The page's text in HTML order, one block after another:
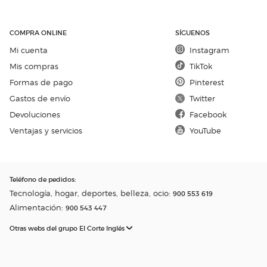
COMPRA ONLINE
Mi cuenta
Mis compras
Formas de pago
Gastos de envío
Devoluciones
Ventajas y servicios
SÍGUENOS
Instagram
TikTok
Pinterest
Twitter
Facebook
YouTube
Teléfono de pedidos:
Tecnología, hogar, deportes, belleza, ocio: 900 553 619
Alimentación: 900 543 447
Otras webs del grupo El Corte Inglés